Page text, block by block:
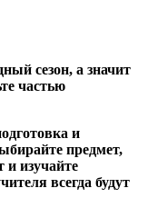
сезон, а значит
частью
и
предмет,
и изучайте
всегда будут